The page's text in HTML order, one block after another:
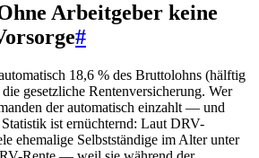
Arbeitgeber keine
#
18,6 % des Bruttolohns (hälftig
gesetzliche Rentenversicherung. Wer
der automatisch einzahlt — und
ist ernüchternd: Laut DRV-
ehemalige Selbstständige im Alter unter